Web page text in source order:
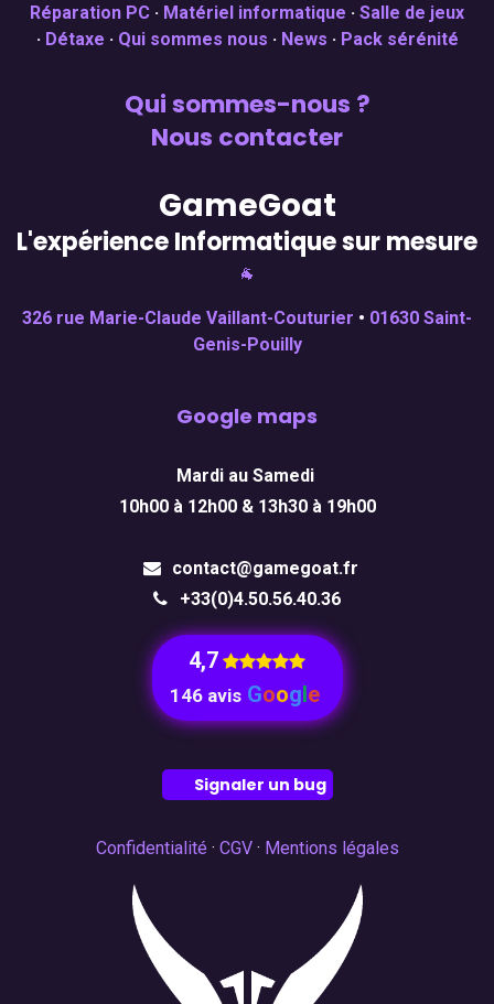
Réparation PC · Matériel informatique · Salle de jeux
· Détaxe · Qui sommes nous · News · Pack sérénité
Qui sommes-nous ?
Nous contacter
GameGoat
L'expérience Informatique sur mesure
🐐
326 rue Marie-Claude Vaillant-Couturier • 01630 Saint-
Genis-Pouilly
Google maps
Mardi au Samedi
10h00 à 12h00 & 13h30 à 19h00
contact@gamegoat.fr
+33(0)4.50.56.40.36
4,7
146 avis Google
Signaler un bug
Confidentialité · CGV· Mentions légales